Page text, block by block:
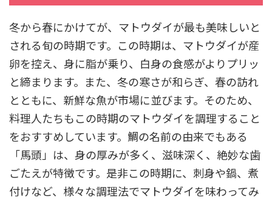
冬から春にかけてが、マトウダイが最も美味しいと
される旬の時期です。この時期は、マトウダイが産
卵を控え、身に脂が乗り、白身の食感がよりプリッ
と締まります。また、冬の寒さが和らぎ、春の訪れ
とともに、新鮮な魚が市場に並びます。そのため、
料理人たちもこの時期のマトウダイを調理すること
をおすすめしています。鯛の名前の由来でもある
「馬頭」は、身の厚みが多く、滋味深く、絶妙な歯
ごたえが特徴です。是非この時期に、刺身や鍋、煮
付けなど、様々な調理法でマトウダイを味わってみ